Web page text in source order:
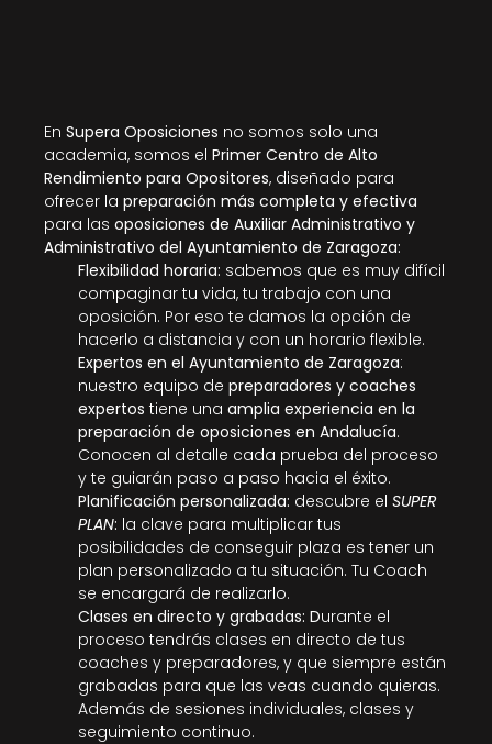
En Supera Oposiciones no somos solo una
academia, somos el Primer Centro de Alto
Rendimiento para Opositores, diseñado para
ofrecer la preparación más completa y efectiva
para las oposiciones de Auxiliar Administrativo y
Administrativo del Ayuntamiento de Zaragoza:
Flexibilidad horaria: sabemos que es muy difícil
compaginar tu vida, tu trabajo con una
oposición. Por eso te damos la opción de
hacerlo a distancia y con un horario flexible.
Expertos en el Ayuntamiento de Zaragoza:
nuestro equipo de preparadores y coaches
expertos tiene una amplia experiencia en la
preparación de oposiciones en Andalucía.
Conocen al detalle cada prueba del proceso
y te guiarán paso a paso hacia el éxito.
Planificación personalizada: descubre el SUPER
PLAN: la clave para multiplicar tus
posibilidades de conseguir plaza es tener un
plan personalizado a tu situación. Tu Coach
se encargará de realizarlo.
Clases en directo y grabadas: Durante el
proceso tendrás clases en directo de tus
coaches y preparadores, y que siempre están
grabadas para que las veas cuando quieras.
Además de sesiones individuales, clases y
seguimiento continuo.